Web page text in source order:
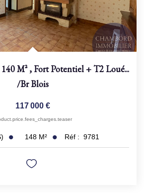
M² , Fort Potentiel + T2 Loué...
/brBlois
117 000 €
148 M² Réf : 9781